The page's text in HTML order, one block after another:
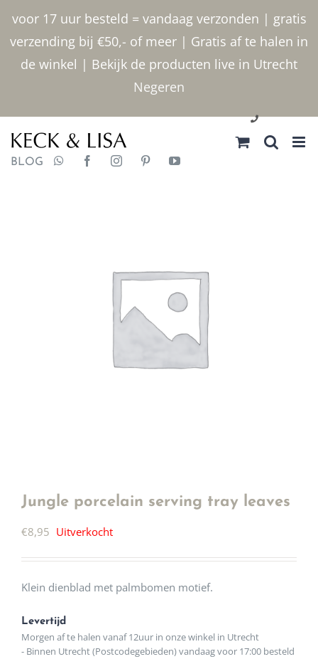
voor 17 uur besteld = vandaag verzonden | gratis
verzending bij €50,- of meer | Gratis af te halen in
de winkel | Bekijk de producten live in Utrecht
Negeren
inhoud
030 2400000
BLOG
Jungle porcelain serving tray leaves
€8,95 Uitverkocht
Klein dienblad met palmbomen motief.
Levertijd
Morgen af te halen vanaf 12uur in onze winkel in Utrecht
- Binnen Utrecht (Postcodegebieden) vandaag voor 17:00 besteld